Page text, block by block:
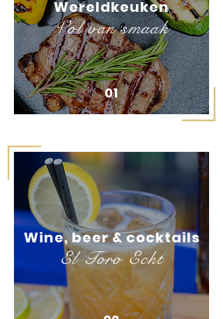
Wereldkeuken
01
Vol van smaak
El Toro Echt
Wine, beer & cocktails